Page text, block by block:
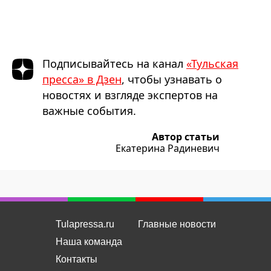
Подписывайтесь на канал «Тульская
пресса» в Дзен, чтобы узнавать о
новостях и взгляде экспертов на
важные события.
Автор статьи
Екатерина Радиневич
Tulapressa.ru
Наша команда
Контакты
Главные новости